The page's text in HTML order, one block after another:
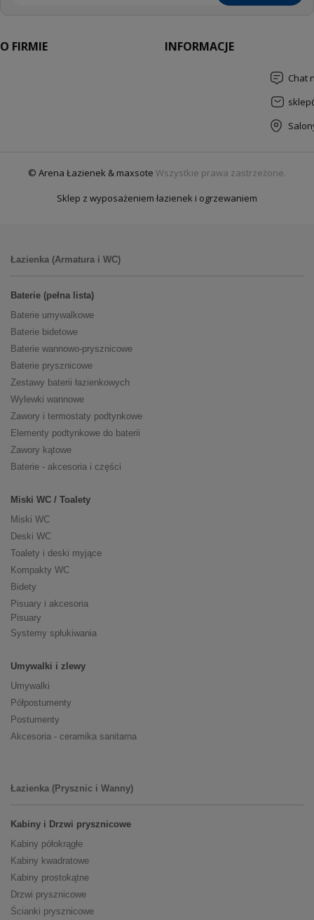
O FIRMIE INFORMACJE
Chat
© Arena Łazienek & maxsote Wszystkie prawa zastrzeżone.
Sklep z wyposażeniem łazienek i ogrzewaniem
Łazienka (Armatura i WC)
Baterie (pełna lista)
Baterie umywalkowe
Baterie bidetowe
Baterie wannowo-prysznicowe
Baterie prysznicowe
Zestawy baterii łazienkowych
Wylewki wannowe
Zawory i termostaty podtynkowe
Elementy podtynkowe do baterii
Zawory kątowe
Baterie - akcesoria i części
Miski WC / Toalety
Miski WC
Deski WC
Toalety i deski myjące
Kompakty WC
Bidety
Pisuary i akcesoria
Pisuary
Systemy spłukiwania
Umywalki i zlewy
Umywalki
Półpostumenty
Postumenty
Akcesoria - ceramika sanitarna
Łazienka (Prysznic i Wanny)
Kabiny i Drzwi prysznicowe
Kabiny półokrągłe
Kabiny kwadratowe
Kabiny prostokątne
Drzwi prysznicowe
Ścianki prysznicowe